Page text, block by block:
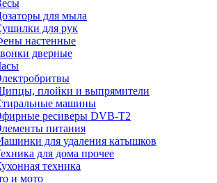
для мыла
для рук
настенные
дверные
плойки и выпрямители
машины
ресиверы DVB-T2
питания
для удаления катышков
для дома прочее
техника
и мото